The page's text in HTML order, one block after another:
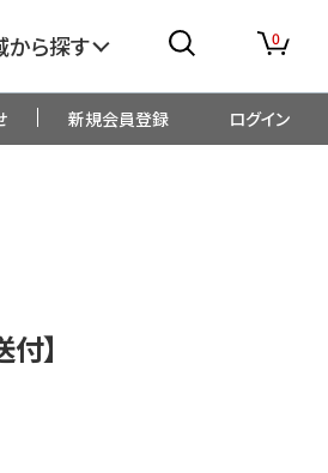
ら探す
精神科・心療内科
0
新規会員登録 ログイン
】